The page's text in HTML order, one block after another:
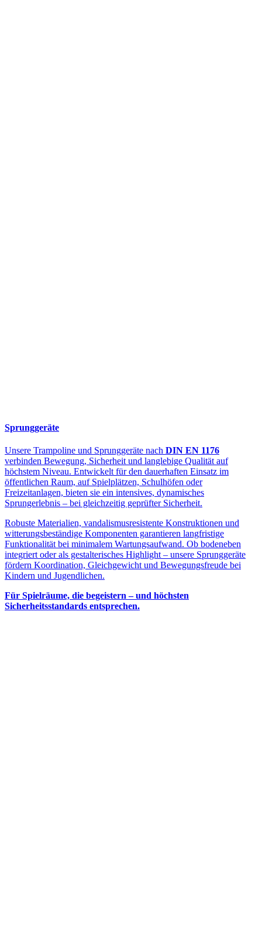
Sprunggeräte
Unsere Trampoline und Sprunggeräte nach DIN EN 1176
verbinden Bewegung, Sicherheit und langlebige Qualität auf
höchstem Niveau. Entwickelt für den dauerhaften Einsatz im
öffentlichen Raum, auf Spielplätzen, Schulhöfen oder
Freizeitanlagen, bieten sie ein intensives, dynamisches
Sprungerlebnis – bei gleichzeitig geprüfter Sicherheit.
Robuste Materialien, vandalismusresistente Konstruktionen und
witterungsbeständige Komponenten garantieren langfristige
Funktionalität bei minimalem Wartungsaufwand. Ob bodeneben
integriert oder als gestalterisches Highlight – unsere Sprunggeräte
fördern Koordination, Gleichgewicht und Bewegungsfreude bei
Kindern und Jugendlichen.
Für Spielräume, die begeistern – und höchsten
Sicherheitsstandards entsprechen.